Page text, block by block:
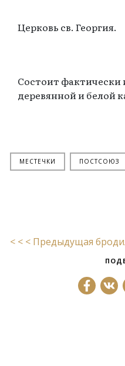
Церковь св. Георгия.
Состоит фактически
деревянной и белой
МЕСТЕЧКИ ПОСТСОЮЗ
< < < Предыдущая